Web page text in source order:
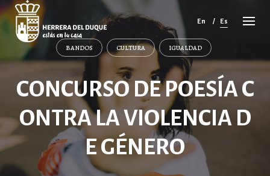
Cancelar
comentario
En Es
BANDOS CULTURA IGUALDAD
CONCURSO DE POESÍA C
ONTRA LA VIOLENCIA D
E GÉNERO